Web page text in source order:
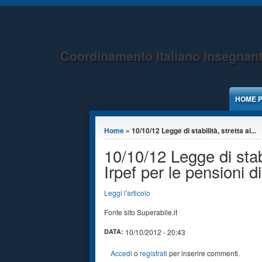
Jump to Content
Coordinamento Italiano
HOME
Tu sei qui
Home » 10/10/12 Legge di stabilità, stretta ai...
10/10/12 Legge di
Irpef per le pensioni
Leggi l'articolo
Fonte sito Superabile.it
DATA: 10/10/2012 - 20:43
Accedi o registrati per inserire commenti.